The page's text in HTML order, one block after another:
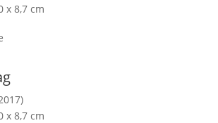
x 8,7 cm
x 8,7 cm